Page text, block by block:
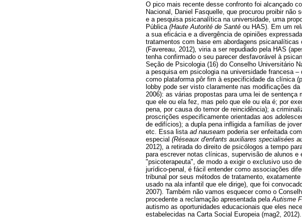
O pico mais recente desse confronto foi alcançado
Nacional, Daniel Fasquelle, que procurou proibir
e a pesquisa psicanalítica na universidade, uma
Pública (Haute Autorité de Santé ou HAS). Em um
a sua eficácia e a divergência de opiniões
tratamentos com base em abordagens
(Favereau, 2012), viria a ser repudiado pela HAS
tenha confirmado o seu parecer desfavorável à
Seção de Psicologia (16) do Conselho Universitário
a pesquisa em psicologia na universidade francesa
como plataforma pôr fim à especificidade da clínica
lobby pode ser visto claramente nas modificações
2006): as várias propostas para uma lei de sentença
que ele ou ela fez, mas pelo que ele ou ela é; por
pena, por causa do temor de reincidência); a
proscrições especificamente orientadas aos
de edifícios); a dupla pena infligida a famílias de
etc. Essa lista ad nauseam poderia ser enfeitada
especial (Réseaux d'enfants auxiliares specialisées
2012), a retirada do direito de psicólogos a tempo
para escrever notas clínicas, supervisão de alunos e
"psicoterapeuta", de modo a exigir o exclusivo uso
jurídico-penal, é fácil entender como associações
tribunal por seus métodos de tratamento,
usado na ala infantil que ele dirige), que foi
2007). Também não vamos esquecer como o
procedente a reclamação apresentada pelaAutisme
autismo as oportunidades educacionais que eles
estabelecidas na Carta Social Europeia (mag2, 2012).